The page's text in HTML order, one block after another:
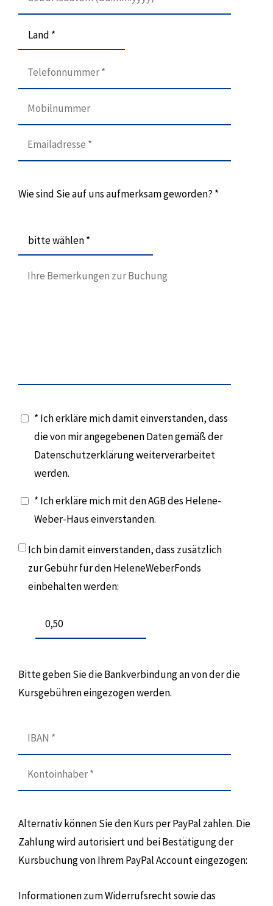
Land *
Wie sind Sie auf uns aufmerksam geworden? *
bitte wählen *
* Ich erkläre mich damit einverstanden, dass
die von mir angegebenen Daten gemäß der
Datenschutzerklärung weiterverarbeitet
werden.
* Ich erkläre mich mit den AGB des Helene-
Weber-Haus einverstanden.
Ich bin damit einverstanden, dass zusätzlich
zur Gebühr für den HeleneWeberFonds
einbehalten werden:
Bitte geben Sie die Bankverbindung an von der die
Kursgebühren eingezogen werden.
Alternativ können Sie den Kurs per PayPal zahlen. Die
Zahlung wird autorisiert und bei Bestätigung der
Kursbuchung von Ihrem PayPal Account eingezogen:
Informationen zum Widerrufsrecht sowie das